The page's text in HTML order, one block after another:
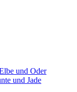
und Oder
und Ja­de